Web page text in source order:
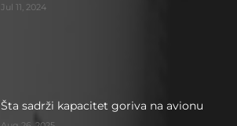
Jul 11, 2024
Šta sadrži kapacitet goriva na avionu